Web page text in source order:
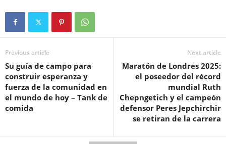
Previous article
Su guía de campo para
construir esperanza y
fuerza de la comunidad en
el mundo de hoy – Tank de
comida
Next article
Maratón de Londres 2025:
el poseedor del récord
mundial Ruth
Chepngetich y el campeón
defensor Peres Jepchirchir
se retiran de la carrera